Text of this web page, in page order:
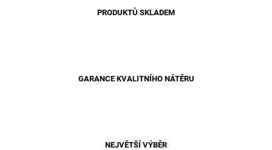
PRODUKTŮ SKLADEM
GARANCE KVALITNÍHO NÁTĚRU
NEJVĚTŠÍ VÝBĚR